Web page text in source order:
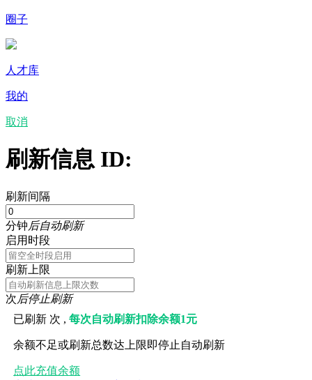
圈子
人才库
我的
取消
刷新信息 ID:
刷新间隔
分钟后自动刷新
启用时段
刷新上限
次后停止刷新
已刷新 次 ,每次自动刷新扣除余额1元
余额不足或刷新总数达上限即停止自动刷新
点此充值余额